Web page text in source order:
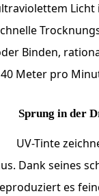
Licht
Binden,
Meter pro
Sprung in der
UV-Tinte
Dank seines
es